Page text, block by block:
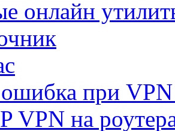
онлайн
при
VPN на